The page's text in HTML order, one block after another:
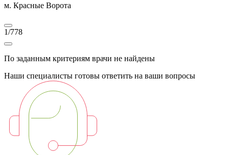
м. Красные Ворота
1/778
По заданным критериям врачи не найдены
Наши специалисты готовы ответить на ваши вопросы